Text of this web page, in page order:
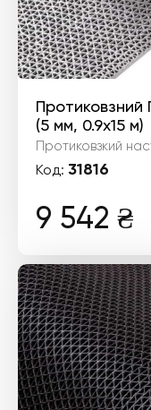
Протиковзний
(5 мм, 0.9х15 м)
Протиковзкий
Код: 31816
9 542 ₴